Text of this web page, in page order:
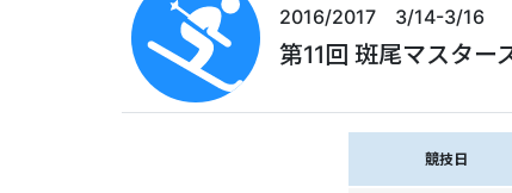
2016/2017 3/14-3/16
第11回 斑尾マスター
競技日